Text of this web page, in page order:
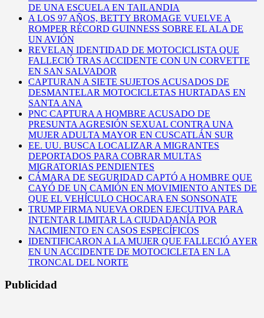
DE UNA ESCUELA EN TAILANDIA
A LOS 97 AÑOS, BETTY BROMAGE VUELVE A
ROMPER RÉCORD GUINNESS SOBRE EL ALA DE
UN AVIÓN
REVELAN IDENTIDAD DE MOTOCICLISTA QUE
FALLECIÓ TRAS ACCIDENTE CON UN CORVETTE
EN SAN SALVADOR
CAPTURAN A SIETE SUJETOS ACUSADOS DE
DESMANTELAR MOTOCICLETAS HURTADAS EN
SANTA ANA
PNC CAPTURA A HOMBRE ACUSADO DE
PRESUNTA AGRESIÓN SEXUAL CONTRA UNA
MUJER ADULTA MAYOR EN CUSCATLÁN SUR
EE. UU. BUSCA LOCALIZAR A MIGRANTES
DEPORTADOS PARA COBRAR MULTAS
MIGRATORIAS PENDIENTES
CÁMARA DE SEGURIDAD CAPTÓ A HOMBRE QUE
CAYÓ DE UN CAMIÓN EN MOVIMIENTO ANTES DE
QUE EL VEHÍCULO CHOCARA EN SONSONATE
TRUMP FIRMA NUEVA ORDEN EJECUTIVA PARA
INTENTAR LIMITAR LA CIUDADANÍA POR
NACIMIENTO EN CASOS ESPECÍFICOS
IDENTIFICARON A LA MUJER QUE FALLECIÓ AYER
EN UN ACCIDENTE DE MOTOCICLETA EN LA
TRONCAL DEL NORTE
Publicidad